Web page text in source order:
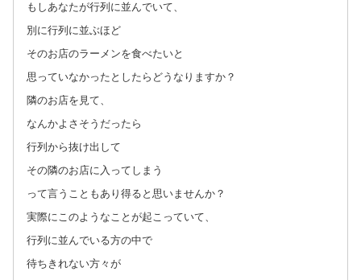
もしあなたが行列に並んでいて、
別に行列に並ぶほど
そのお店のラーメンを食べたいと
思っていなかったとしたらどうなりますか？
隣のお店を見て、
なんかよさそうだったら
行列から抜け出して
その隣のお店に入ってしまう
って言うこともあり得ると思いませんか？
実際にこのようなことが起こっていて、
行列に並んでいる方の中で
待ちきれない方々が